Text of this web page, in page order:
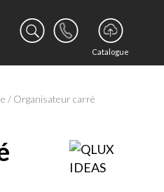
Catalogue
/ Organisateur carré